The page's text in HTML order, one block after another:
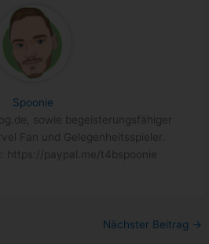
Spoonie
sowie begeisterungsfähiger
Fan und Gelegenheitsspieler.
https://paypal.me/t4bspoonie
Nächster Beitrag →